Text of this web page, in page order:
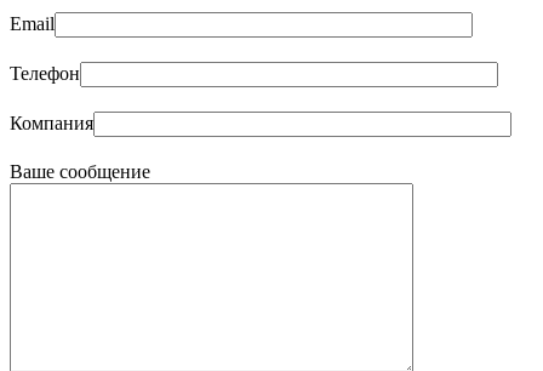
Email
Телефон
Компания
Ваше сообщение